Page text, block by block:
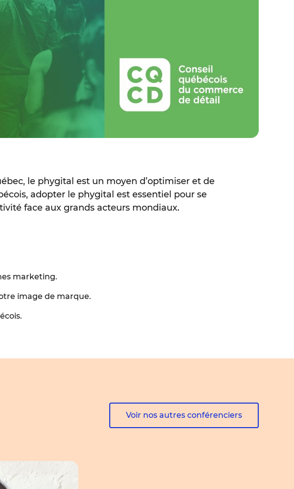
le phygital est un moyen d’optimiser et de
adopter le phygital est essentiel pour se
face aux grands acteurs mondiaux.
marketing.
image de marque.
Voir nos autres conférenciers